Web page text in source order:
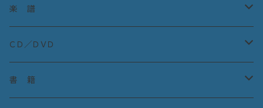
楽 譜
宮城道雄作曲集
宮城道雄童曲集
ＣＤ／ＤＶＤ
ＣＤ：古典曲
書 籍